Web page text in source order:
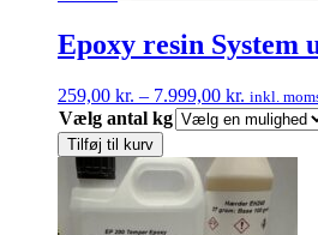
Epoxy resin System
259,00 kr. – 7.999,00 kr.
259,00
til
7.999,00
inkl.
Vælg antal kg
Tilføj til kurv